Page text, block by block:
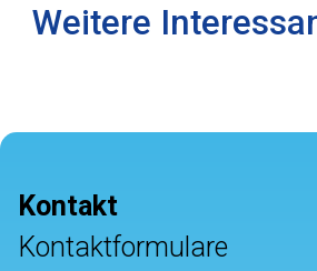
Weitere
Kontakt
Kontaktformulare